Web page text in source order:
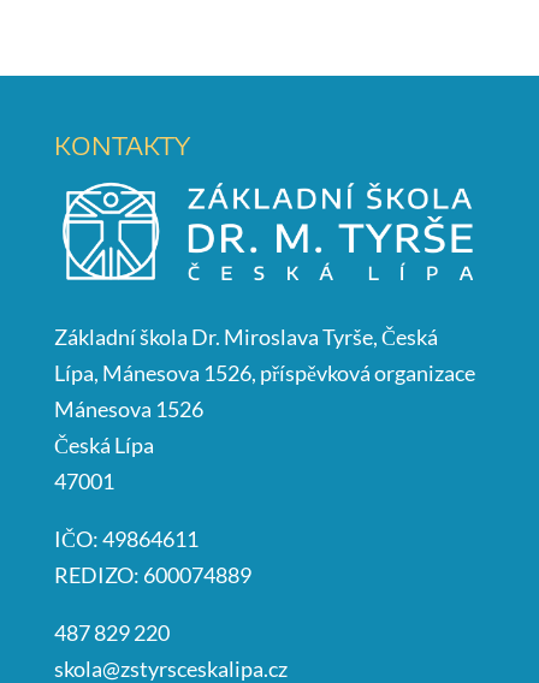
KONTAKTY
Základní škola Dr. Miroslava Tyrše, Česká
Lípa, Mánesova 1526, příspěvková organizace
Mánesova 1526
Česká Lípa
47001
IČO: 49864611
REDIZO: 600074889
487 829 220
skola@zstyrsceskalipa.cz